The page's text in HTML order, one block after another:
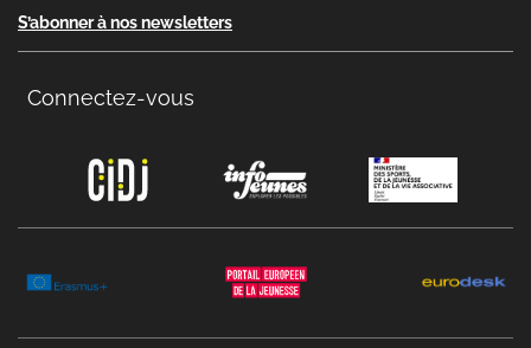
S’abonner à nos newsletters
Connectez-vous